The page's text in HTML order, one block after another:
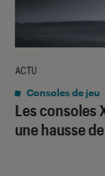
Les consoles
une hausse
ACTU
Consoles de jeu